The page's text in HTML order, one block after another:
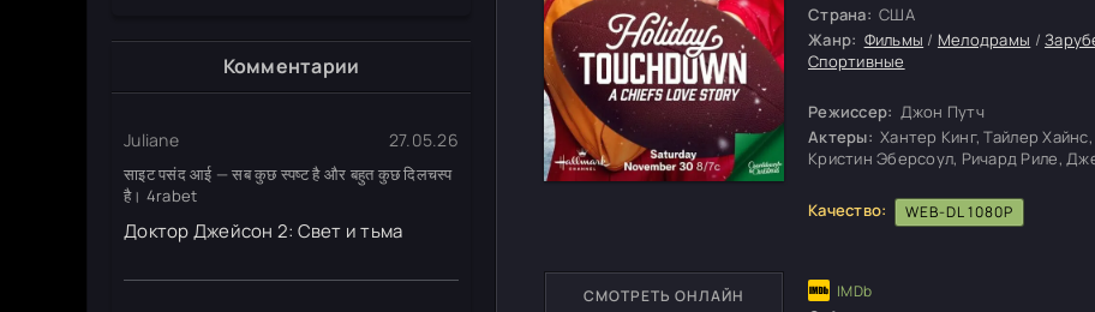
Комментарии
Juliane 27.05.26
साइट पसंद आई — सब कुछ स्पष्ट है और बहुत कुछ दिलचस्प
है। 4rabet
Доктор Джейсон 2: Свет и тьма
Страна: США
Жанр: Фильмы / Мелодрамы /
Спортивные
Режиссер: Джон Путч
Актеры: Хантер Кинг, Тайлер
Кристин Эберсоул, Ричард Риле,
Качество: WEB-DL 1080P
СМОТРЕТЬ ОНЛАЙН